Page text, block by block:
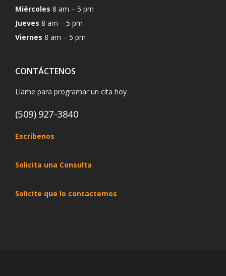
Miércoles 8 am – 5 pm
Jueves 8 am – 5 pm
Viernes 8 am – 5 pm
CONTÁCTENOS
Llame para programar un cita hoy
(509) 927-3840
Escribenos
Solicita una Consulta
Solicite que lo contactemos